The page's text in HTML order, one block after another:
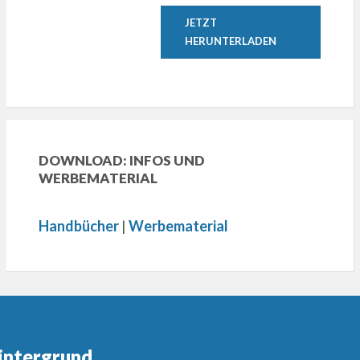
JETZT
HERUNTERLADEN
DOWNLOAD: INFOS UND
WERBEMATERIAL
Handbücher| Werbematerial